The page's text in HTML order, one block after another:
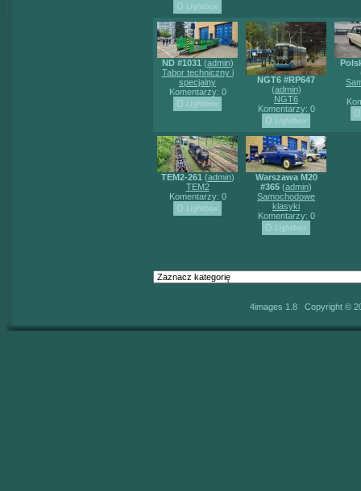
ND #1031 (admin)
Tabor techniczny i
specjalny
Komentarzy: 0
NGT6 #RP647
(admin)
NGT6
Komentarzy: 0
TEM2-261 (admin)
TEM2
Komentarzy: 0
Warszawa M20
#365 (admin)
Samochodowe
klasyki
Komentarzy: 0
4images 1.8 Copyright ©